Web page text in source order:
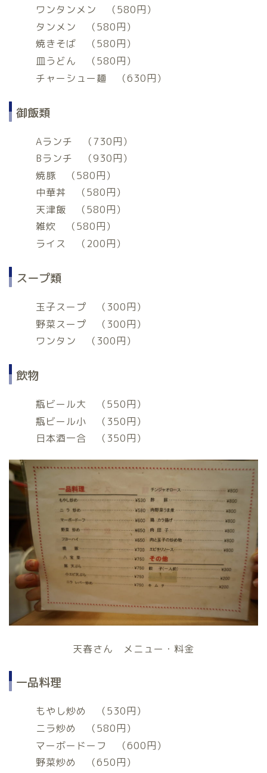
ワンタンメン （580円）
タンメン （580円）
焼きそば （580円）
皿うどん （580円）
チャーシュー麺 （630円）
御飯類
Aランチ （730円）
Bランチ （930円）
焼豚 （580円）
中華丼 （580円）
天津飯 （580円）
雑炊 （580円）
ライス （200円）
スープ類
玉子スープ （300円）
野菜スープ （300円）
ワンタン （300円）
飲物
瓶ビール大 （550円）
瓶ビール小 （350円）
日本酒一合 （350円）
天春さん メニュー・料金
一品料理
もやし炒め （530円）
ニラ炒め （580円）
マーボードーフ （600円）
野菜炒め （650円）